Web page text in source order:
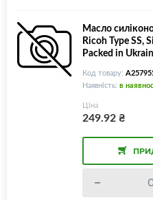
Масло
Ricoh Type SS,
Packed in
Код товару:
Наявність: в
Ціна
249.92₴